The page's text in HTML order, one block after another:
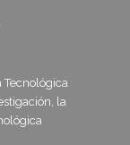
Tecnológica
la